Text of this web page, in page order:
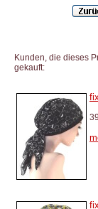
Kunden, die dieses
gekauft: